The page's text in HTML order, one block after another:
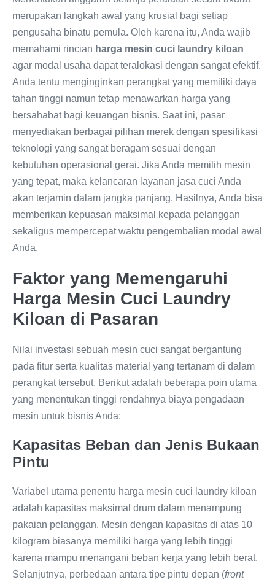
merupakan langkah awal yang krusial bagi setiap
pengusaha binatu pemula. Oleh karena itu, Anda wajib
memahami rincian harga mesin cuci laundry kiloan
agar modal usaha dapat teralokasi dengan sangat efektif.
Anda tentu menginginkan perangkat yang memiliki daya
tahan tinggi namun tetap menawarkan harga yang
bersahabat bagi keuangan bisnis. Saat ini, pasar
menyediakan berbagai pilihan merek dengan spesifikasi
teknologi yang sangat beragam sesuai dengan
kebutuhan operasional gerai. Jika Anda memilih mesin
yang tepat, maka kelancaran layanan jasa cuci Anda
akan terjamin dalam jangka panjang. Hasilnya, Anda bisa
memberikan kepuasan maksimal kepada pelanggan
sekaligus mempercepat waktu pengembalian modal awal
Anda.
Faktor yang Memengaruhi
Harga Mesin Cuci Laundry
Kiloan di Pasaran
Nilai investasi sebuah mesin cuci sangat bergantung
pada fitur serta kualitas material yang tertanam di dalam
perangkat tersebut. Berikut adalah beberapa poin utama
yang menentukan tinggi rendahnya biaya pengadaan
mesin untuk bisnis Anda:
Kapasitas Beban dan Jenis Bukaan
Pintu
Variabel utama penentu harga mesin cuci laundry kiloan
adalah kapasitas maksimal drum dalam menampung
pakaian pelanggan. Mesin dengan kapasitas di atas 10
kilogram biasanya memiliki harga yang lebih tinggi
karena mampu menangani beban kerja yang lebih berat.
Selanjutnya, perbedaan antara tipe pintu depan (front